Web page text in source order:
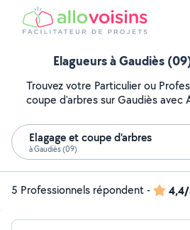
Elagueurs à Gaudiès
Trouvez votre Particulier ou
coupe d'arbres sur Gaudiès avec
Elagage et coupe d'arbres
à Gaudiès (09)
5 Professionnels répondent-